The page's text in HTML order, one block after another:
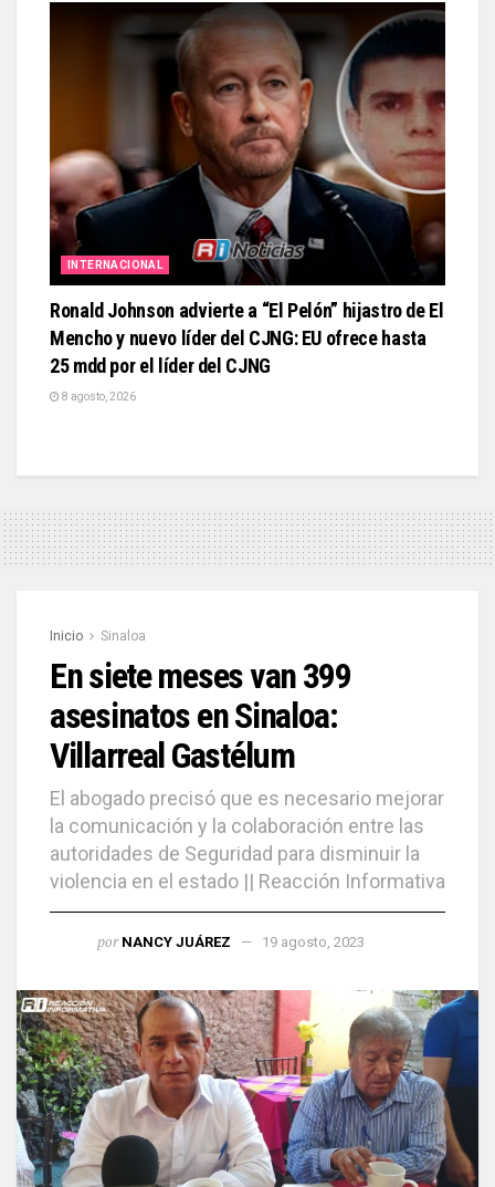
INTERNACIONAL
Ronald Johnson advierte a “El Pelón” hijastro de El
Mencho y nuevo líder del CJNG: EU ofrece hasta
25 mdd por el líder del CJNG
8 agosto, 2026
Inicio Sinaloa
En siete meses van 399
asesinatos en Sinaloa:
Villarreal Gastélum
El abogado precisó que es necesario mejorar
la comunicación y la colaboración entre las
autoridades de Seguridad para disminuir la
violencia en el estado || Reacción Informativa
por NANCY JUÁREZ